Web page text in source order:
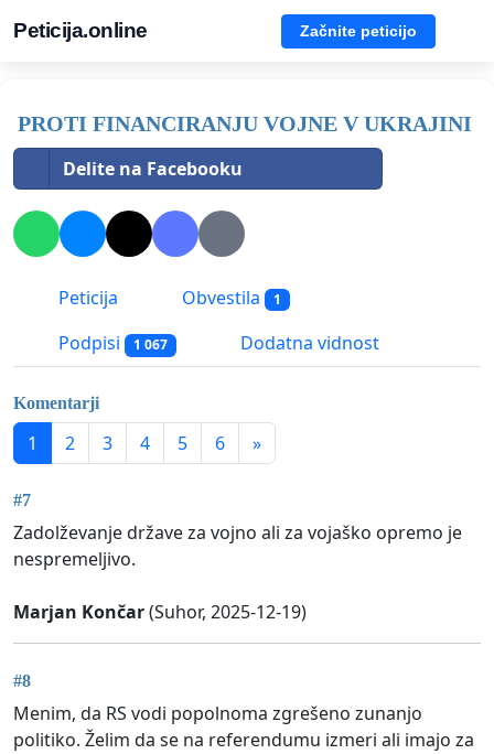
Peticija.online Začnite peticijo
PROTI FINANCIRANJU VOJNE V UKRAJINI
Delite na Facebooku
Peticija Obvestila 1
Podpisi 1 067 Dodatna vidnost
Komentarji
1 2 3 4 5 6 »
#7
Zadolževanje države za vojno ali za vojaško opremo je
nespremeljivo.
Marjan Končar(Suhor, 2025-12-19)
#8
Menim, da RS vodi popolnoma zgrešeno zunanjo
politiko. Želim da se na referendumu izmeri ali imajo za